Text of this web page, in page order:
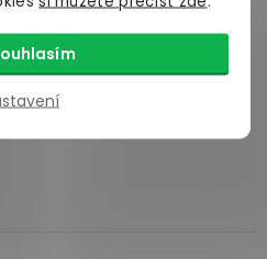
vydržet o něco dýl.
jsme museli používat ještě